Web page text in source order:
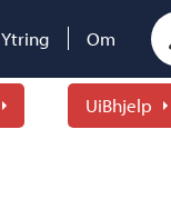
Ytring Om
UiBhjelp